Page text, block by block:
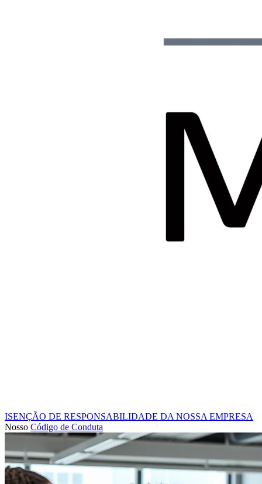
ISENÇÃO DE RESPONSABILIDADE DA NOSSA EMPRESA
Nosso Código de Conduta